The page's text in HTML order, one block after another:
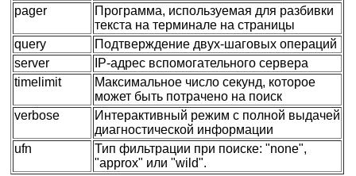
pager
Программа, используемая для разбивки
текста на терминале на страницы
query
Подтверждение двух-шаговых операций
server
IP-адрес вспомогательного сервера
timelimit
Максимальное число секунд, которое
может быть потрачено на поиск
verbose
Интерактивный режим с полной выдачей
диагностической информации
ufn
Тип фильтрации при поиске: "none",
"approx" или "wild".